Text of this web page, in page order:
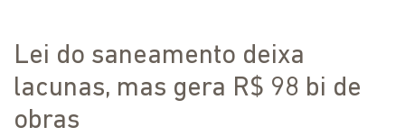
Lei do saneamento deixa
lacunas, mas gera R$ 98 bi de
obras